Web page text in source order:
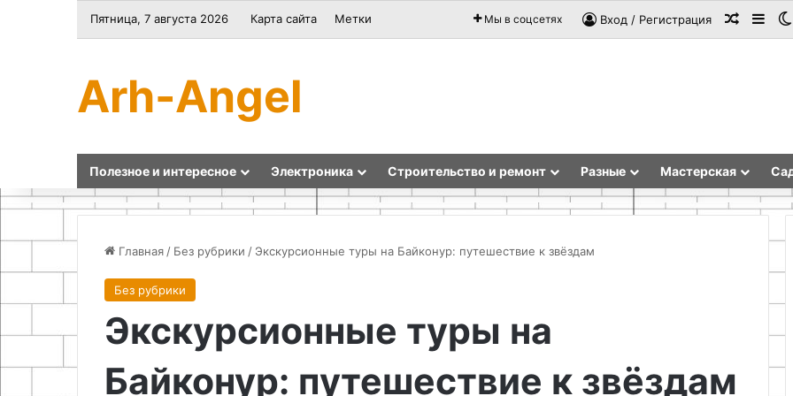
Пятница, 7 августа 2026 Карта сайта Метки Мы в соцсетях Вход / Регистрация
Arh-Angel
Полезное и интересное Электроника Строительство и ремонт Разные Мастерская
Главная / Без рубрики / Экскурсионные туры на Байконур: путешествие к звёздам
Без рубрики
Экскурсионные туры на
Байконур: путешествие к звёздам
из
шишек
природных
термометр
на
и